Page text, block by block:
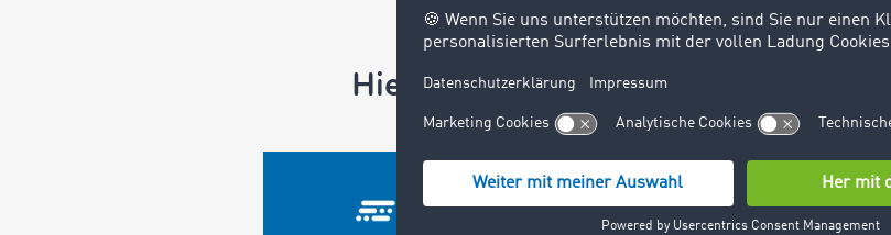
Hier sehen Sie eine Schritt für
Messenger: